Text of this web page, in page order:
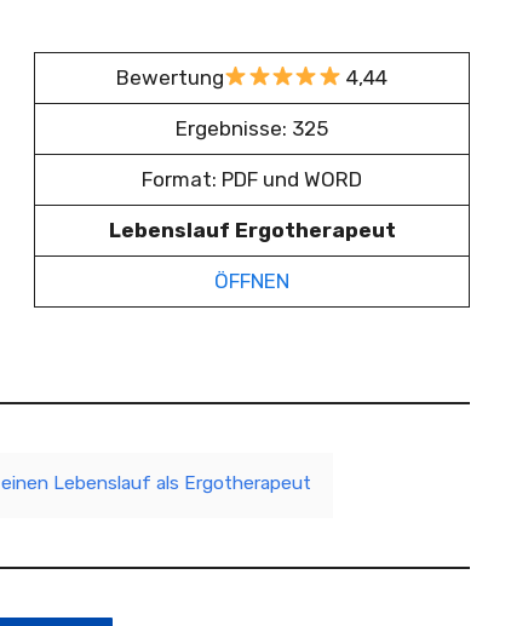
Bewertung 4,44
Ergebnisse: 325
Format: PDF und WORD
Lebenslauf Ergotherapeut
ÖFFNEN
Lebenslauf als Ergotherapeut